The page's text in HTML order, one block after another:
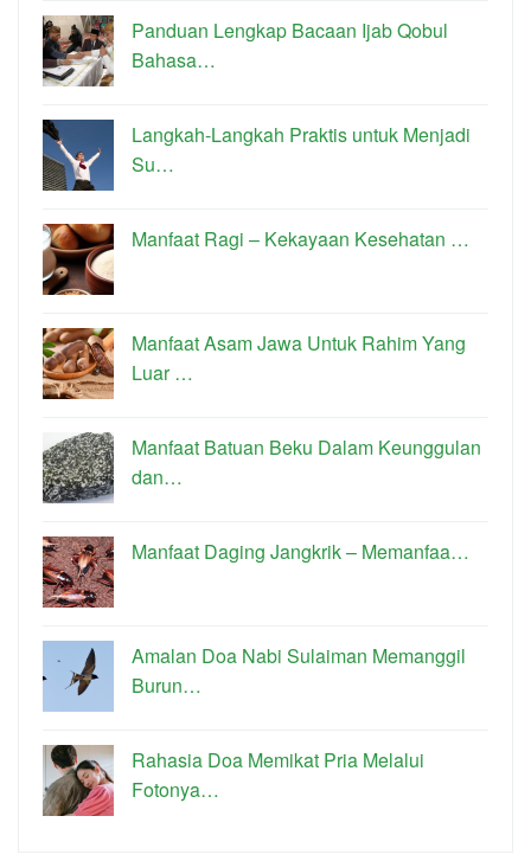
Panduan Lengkap Bacaan Ijab Qobul
Bahasa…
Langkah-Langkah Praktis untuk Menjadi
Su…
Manfaat Ragi – Kekayaan Kesehatan …
Manfaat Asam Jawa Untuk Rahim Yang
Luar …
Manfaat Batuan Beku Dalam Keunggulan
dan…
Manfaat Daging Jangkrik – Memanfaa…
Amalan Doa Nabi Sulaiman Memanggil
Burun…
Rahasia Doa Memikat Pria Melalui
Fotonya…